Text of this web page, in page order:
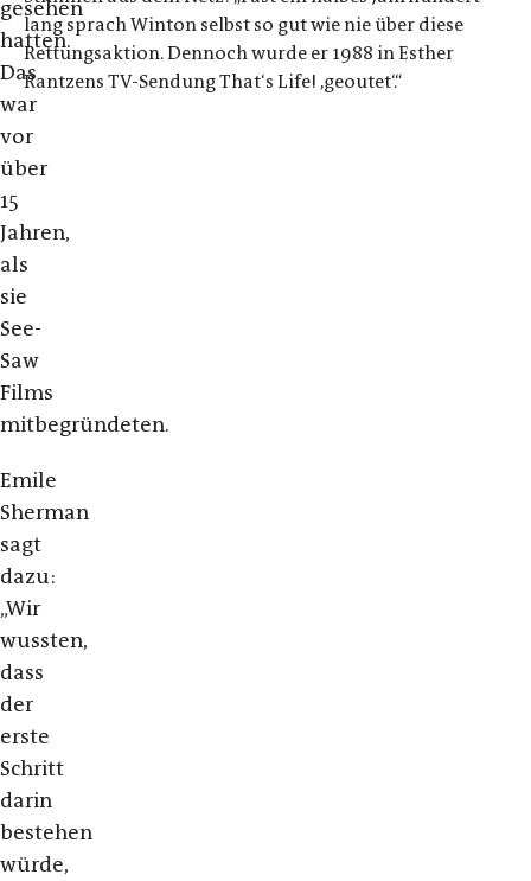
gesehen
hatten.
Das
war
vor
über
15
Jahren,
als
sie
See-
Saw
Films
mitbegründeten.
Emile
Sherman
sagt
dazu:
„Wir
wussten,
dass
der
erste
Schritt
darin
bestehen
würde,
lang sprach Winton selbst so gut wie nie über diese
Rettungsaktion. Dennoch wurde er 1988 in Esther
Rantzens TV-Sendung That‘s Life! ,geoutet‘.“